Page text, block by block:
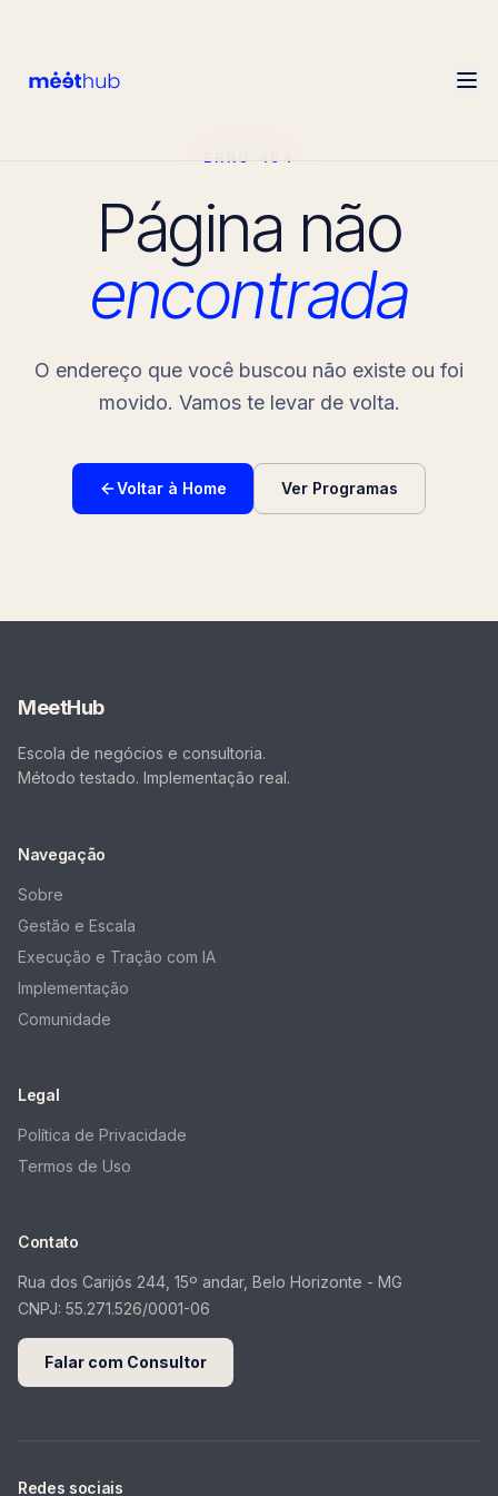
ERRO 404
Página não
encontrada
O endereço que você buscou não existe ou foi
movido. Vamos te levar de volta.
Voltar à Home Ver Programas
MeetHub
Escola de negócios e consultoria.
Método testado. Implementação real.
Navegação
Sobre
Gestão e Escala
Execução e Tração com IA
Implementação
Comunidade
Legal
Política de Privacidade
Termos de Uso
Contato
Rua dos Carijós 244, 15º andar, Belo Horizonte - MG
CNPJ: 55.271.526/0001-06
Falar com Consultor
Redes sociais